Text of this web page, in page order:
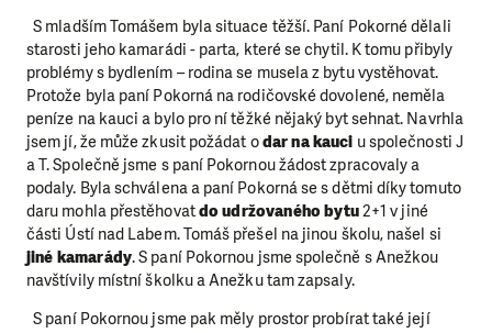
S mladším Tomášem byla situace těžší. Paní Pokorné dělali
starosti jeho kamarádi - parta, které se chytil. K tomu přibyly
problémy s bydlením – rodina se musela z bytu vystěhovat.
Protože byla paní Pokorná na rodičovské dovolené, neměla
peníze na kauci a bylo pro ní těžké nějaký byt sehnat. Navrhla
jsem jí, že může zkusit požádat odar na kauci u společnosti J
a T. Společně jsme s paní Pokornou žádost zpracovaly a
podaly. Byla schválena a paní Pokorná se s dětmi díky tomuto
daru mohla přestěhovatdo udržovaného bytu2+1 v jiné
části Ústí nad Labem. Tomáš přešel na jinou školu, našel si
jiné kamarády. S paní Pokornou jsme společně s Anežkou
navštívily místní školku a Anežku tam zapsaly.
S paní Pokornou jsme pak měly prostor probírat také její